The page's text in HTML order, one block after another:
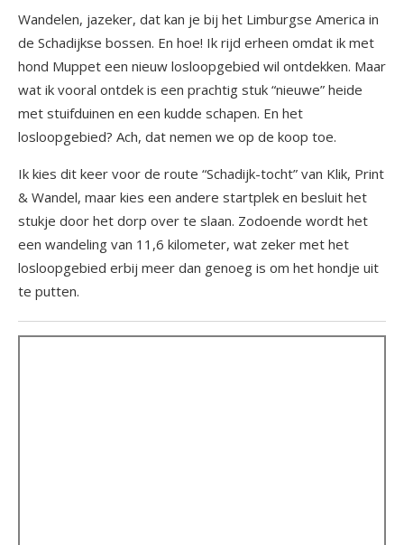
Wandelen, jazeker, dat kan je bij het Limburgse America in
de Schadijkse bossen. En hoe! Ik rijd erheen omdat ik met
hond Muppet een nieuw losloopgebied wil ontdekken. Maar
wat ik vooral ontdek is een prachtig stuk “nieuwe” heide
met stuifduinen en een kudde schapen. En het
losloopgebied? Ach, dat nemen we op de koop toe.
Ik kies dit keer voor de route “Schadijk-tocht” van Klik, Print
& Wandel, maar kies een andere startplek en besluit het
stukje door het dorp over te slaan. Zodoende wordt het
een wandeling van 11,6 kilometer, wat zeker met het
losloopgebied erbij meer dan genoeg is om het hondje uit
te putten.